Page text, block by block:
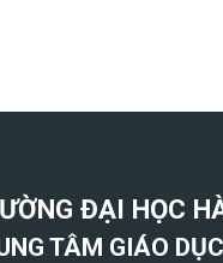
ĐẠI HỌC
TÂM GIÁO